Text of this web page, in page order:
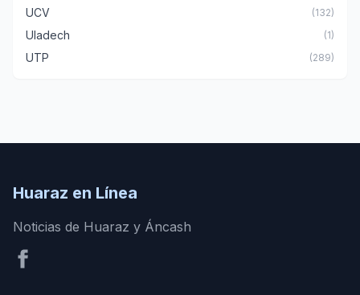
UCV (132)
Uladech (1)
UTP (289)
Huaraz en Línea
Noticias de Huaraz y Áncash